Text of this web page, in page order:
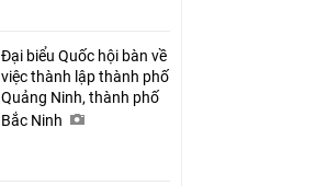
Đại biểu Quốc hội bàn về
việc thành lập thành phố
Quảng Ninh, thành phố
Bắc Ninh